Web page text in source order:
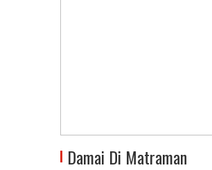
Damai Di Matraman